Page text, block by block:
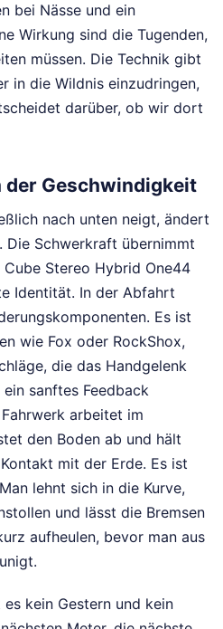
bei Nässe und ein
Wirkung sind die Tugenden,
müssen. Die Technik gibt
in die Wildnis einzudringen,
darüber, ob wir dort
der Geschwindigkeit
nach unten neigt, ändert
Die Schwerkraft übernimmt
Stereo Hybrid One44
Identität. In der Abfahrt
Es ist
wie Fox oder RockShox,
die das Handgelenk
sanftes Feedback
arbeitet im
den Boden ab und hält
mit der Erde. Es ist
lehnt sich in die Kurve,
und lässt die Bremsen
aufheulen, bevor man aus
kein Gestern und kein